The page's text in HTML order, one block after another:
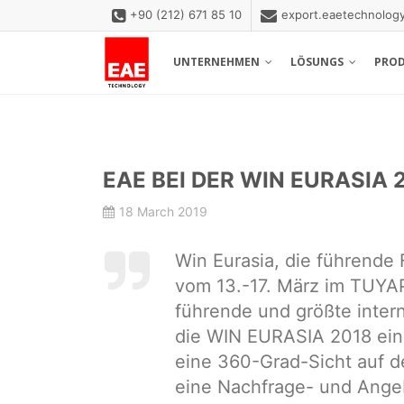
+90 (212) 671 85 10
UNTERNEHMEN LÖSUNGS
EAE BEI DER WIN EURASIA
18 March 2019
Win Eurasia, die
vom 13.-17. März im
führende und größte
die WIN EURASIA 2018
eine 360-Grad-Sicht auf
eine Nachfrage- und